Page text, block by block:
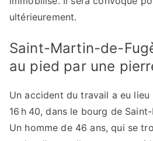
ultérieurement.
Saint-Martin-de-
au pied par une
Un accident du travail a eu
16 h 40, dans le bourg de
Un homme de 46 ans, qui se